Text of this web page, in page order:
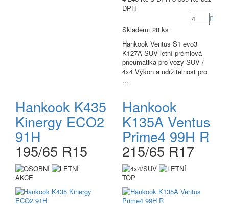
DPH
Skladem: 28 ks
Hankook Ventus S1 evo3
K127A SUV letní prémiová
pneumatika pro vozy SUV /
4x4 Výkon a udržitelnost pro
…
Hankook K435
Kinergy ECO2
91H
195/65 R15
AKCE
Hankook
K135A Ventus
Prime4 99H R
215/65 R17
TOP